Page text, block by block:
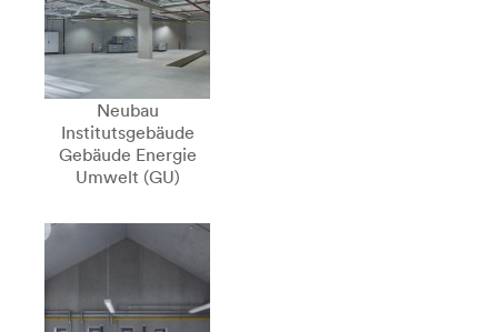
Neubau
Institutsgebäude
Gebäude Energie
Umwelt (GU)